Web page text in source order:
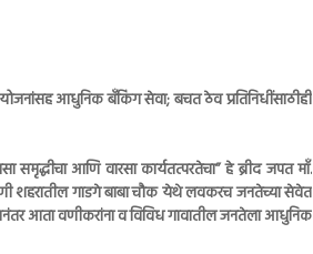
आधुनिक बँकिंग सेवा; बचत ठेव प्रतिनिधींसाठीही
आणि वारसा कार्यतत्परतेचा” हे ब्रीद जपत माँ.
शहरातील गाडगे बाबा चौक येथे लवकरच जनतेच्या सेवेत
आता वणीकरांना व विविध गावातील जनतेला आधुनिक